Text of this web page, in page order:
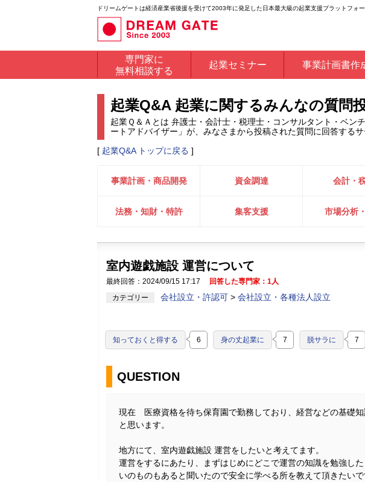
ドリームゲートは経済産業省後援を受けて2003年に発足した日本最大級の起業支援プラットフォ
専門家に
無料相談する
起業セミナー 事業計画書作
起業Q&A 起業に関するみんなの質問
起業Ｑ＆Ａとは 弁護士・会計士・税理士・コンサルタント・ベ
ートアドバイザー」が、みなさまから投稿された質問に回答するサ
[ 起業Q&A トップに戻る ]
事業計画・商品開発 資金調達 会計・
法務・知財・特許 集客支援 市場分析
室内遊戯施設 運営について
最終回答：2024/09/15 17:17
回答した専門家：1人
カテゴリー
会社設立・許認可 > 会社設立・各種法人設立
知っておくと得する 6 身の丈起業に 7 脱サラに 7
QUESTION
現在 医療資格を待ち保育園で勤務しており、経営などの基礎
と思います。
地方にて、室内遊戯施設 運営をしたいと考えてます。
運営をするにあたり、まずはじめにどこで運営の知識を勉強し
いのものもあると聞いたので安全に学べる所を教えて頂きたいで